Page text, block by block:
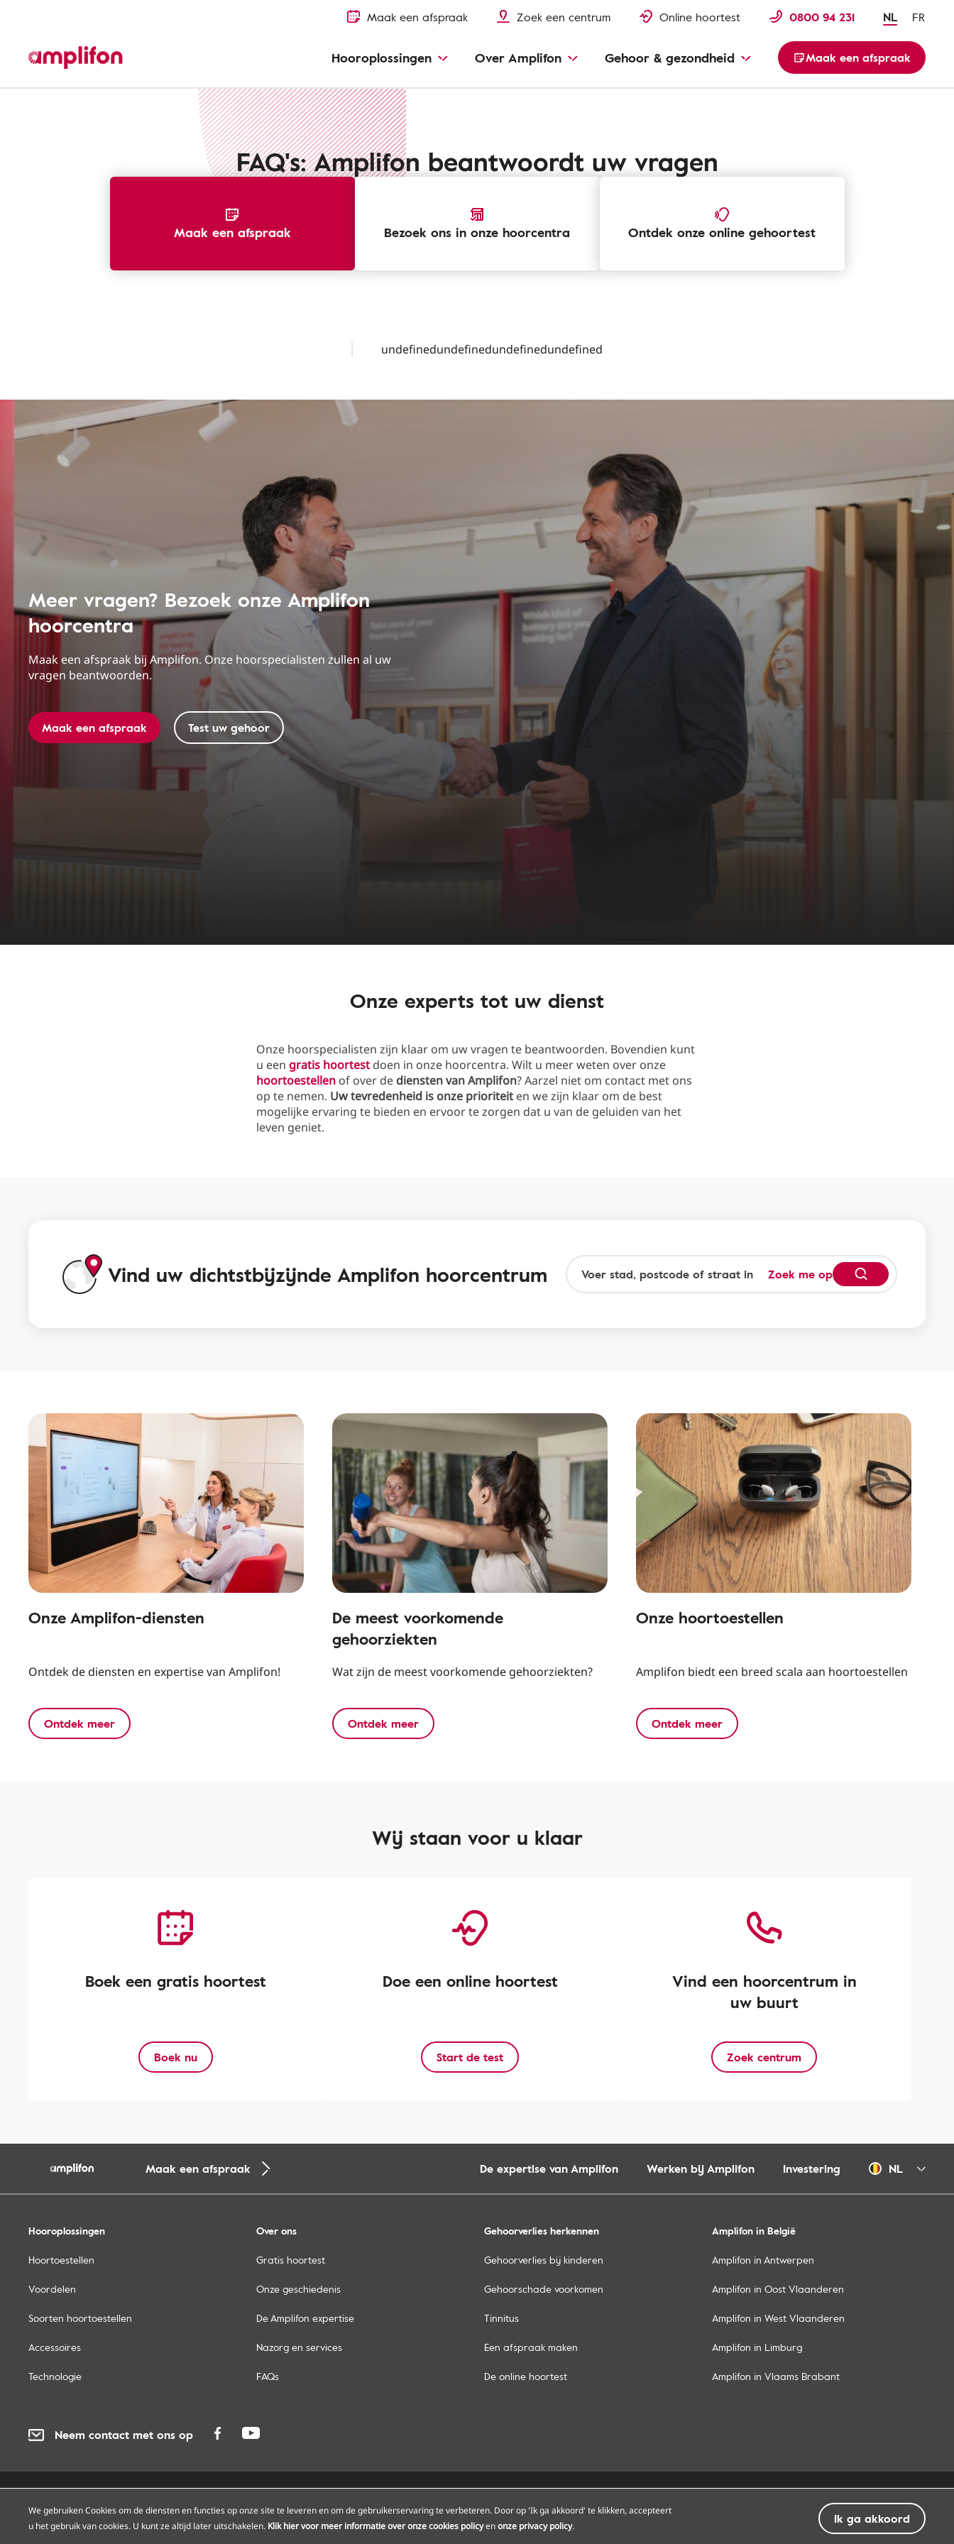
Maak een afspraak Zoek een centrum Online hoortest 0800 94 231 NL FR
Hooroplossingen Over Amplifon Gehoor & gezondheid Maak een afspraak
FAQ's: Amplifon beantwoordt uw vragen
Maak een afspraak Bezoek ons ​​in onze hoorcentra Ontdek onze online gehoortest
undefinedundefinedundefinedundefined
Meer vragen? Bezoek onze Amplifon
hoorcentra
Maak een afspraak bij Amplifon. Onze hoorspecialisten zullen al uw
vragen beantwoorden.
Maak een afspraak Test uw gehoor
Onze experts tot uw dienst
Onze hoorspecialisten zijn klaar om uw vragen te beantwoorden. Bovendien kunt
u een gratis hoortest doen in onze hoorcentra. Wilt u meer weten over onze
hoortoestellen of over de diensten van Amplifon? Aarzel niet om contact met ons
op te nemen. Uw tevredenheid is onze prioriteit en we zijn klaar om de best
mogelijke ervaring te bieden en ervoor te zorgen dat u van de geluiden van het
leven geniet.
Vind uw dichtstbijzijnde Amplifon hoorcentrum Zoek me op
Onze Amplifon-diensten
Ontdek de diensten en expertise van Amplifon!
Ontdek meer
De meest voorkomende
gehoorziekten
Wat zijn de meest voorkomende gehoorziekten?
Ontdek meer
Onze hoortoestellen
Amplifon biedt een breed scala aan hoortoestellen
Ontdek meer
Wij staan voor u klaar
Boek een gratis hoortest
Boek nu
Doe een online hoortest
Start de test
Vind een hoorcentrum in
uw buurt
Zoek centrum
Maak een afspraak De expertise van Amplifon Werken bij Amplifon Investering NL
Hooroplossingen
Hoortoestellen
Voordelen
Soorten hoortoestellen
Accessoires
Technologie
Over ons
Gratis hoortest
Onze geschiedenis
De Amplifon expertise
Nazorg en services
FAQs
Gehoorverlies herkennen
Gehoorverlies bij kinderen
Gehoorschade voorkomen
Tinnitus
Een afspraak maken
De online hoortest
Amplifon in België
Amplifon in Antwerpen
Amplifon in Oost Vlaanderen
Amplifon in West Vlaanderen
Amplifon in Limburg
Amplifon in Vlaams Brabant
Neem contact met ons op
© Amplifon, 2026 - BTW BE0418975266
We gebruiken Cookies om de diensten en functies op onze site te leveren en om de gebruikerservaring te verbeteren. Door op 'Ik ga akkoord' te klikken, accepteert
u het gebruik van cookies. U kunt ze altijd later uitschakelen. Klik hier voor meer informatie over onze cookies policyenonze privacy policy. Ik ga akkoord